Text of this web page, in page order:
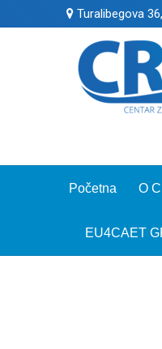
Turalibegova
Početna O
EU4CAET